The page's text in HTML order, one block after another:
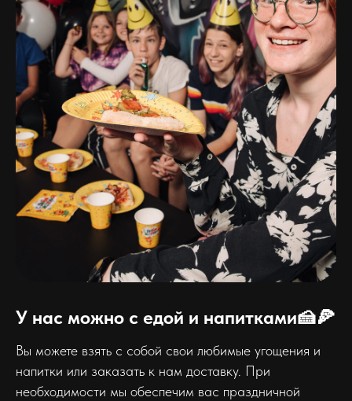
У нас можно с едой и напитками🍰🍕
Вы можете взять с собой свои любимые угощения и
напитки или заказать к нам доставку. При
необходимости мы обеспечим вас праздничной